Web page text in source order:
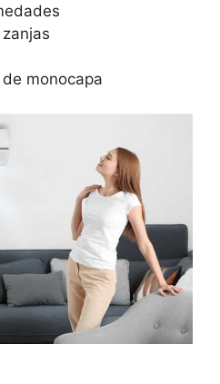
monocapa